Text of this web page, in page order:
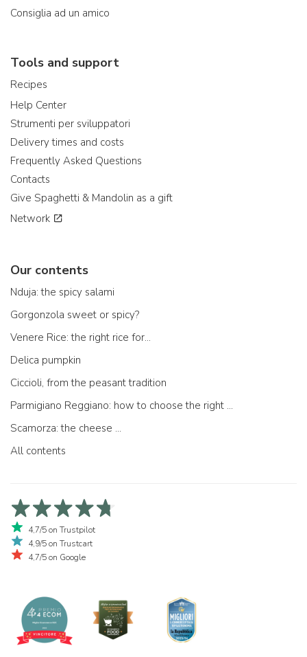
Consiglia ad un amico
Tools and support
Recipes
Help Center
Strumenti per sviluppatori
Delivery times and costs
Frequently Asked Questions
Contacts
Give Spaghetti & Mandolin as a gift
Network
Our contents
Nduja: the spicy salami
Gorgonzola sweet or spicy?
Venere Rice: the right rice for...
Delica pumpkin
Ciccioli, from the peasant tradition
Parmigiano Reggiano: how to choose the right one
Scamorza: the cheese ...
All contents
4,7/5 on Trustpilot
4,9/5 on Trustcart
4,7/5 on Google